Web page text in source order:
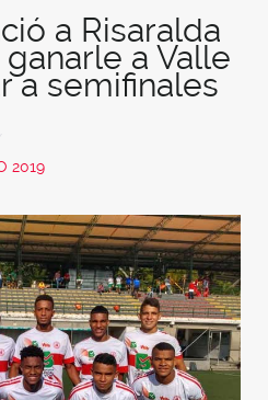
a Risaralda
a Valle
a semifinales
2019